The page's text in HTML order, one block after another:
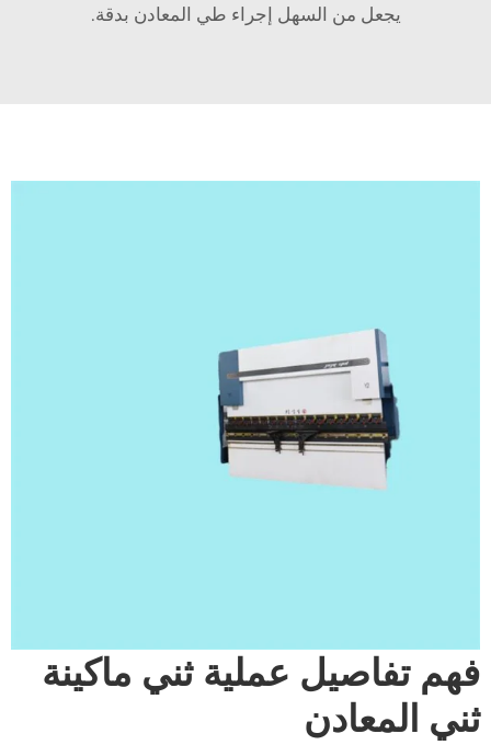
يجعل من السهل إجراء طي المعادن بدقة.
فهم تفاصيل عملية ثني ماكينة
ثني المعادن